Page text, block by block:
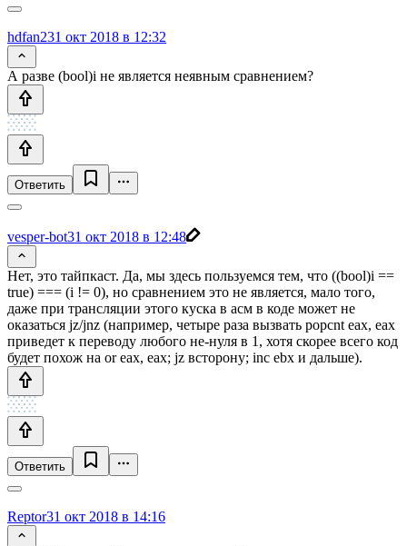
hdfan231 окт 2018 в 12:32
А разве (bool)i не является неявным сравнением?
Ответить
vesper-bot31 окт 2018 в 12:48
Нет, это тайпкаст. Да, мы здесь пользуемся тем, что ((bool)i ==
true) === (i != 0), но сравнением это не является, мало того,
даже при трансляции этого куска в асм в коде может не
оказаться jz/jnz (например, четыре раза вызвать popcnt eax, eax
приведет к переводу любого не-нуля в 1, хотя скорее всего код
будет похож на or eax, eax; jz всторону; inc ebx и дальше).
Ответить
Reptor31 окт 2018 в 14:16